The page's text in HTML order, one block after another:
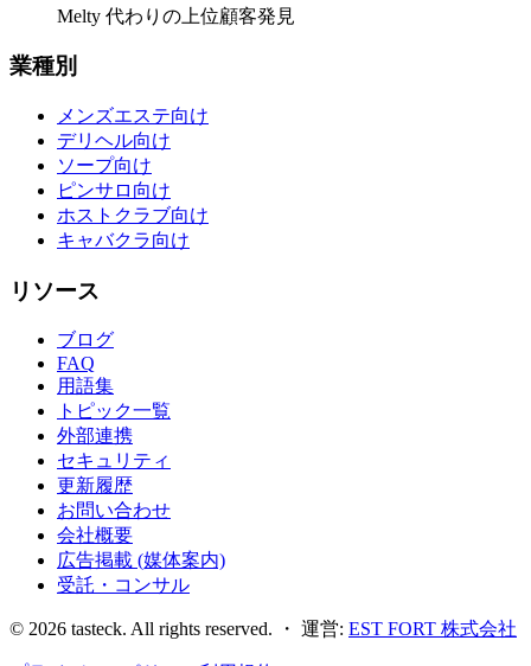
Melty 代わりの上位顧客発見
業種別
メンズエステ向け
デリヘル向け
ソープ向け
ピンサロ向け
ホストクラブ向け
キャバクラ向け
リソース
ブログ
FAQ
用語集
トピック一覧
外部連携
セキュリティ
更新履歴
お問い合わせ
会社概要
広告掲載 (媒体案内)
受託・コンサル
© 2026 tasteck. All rights reserved. ・ 運営: EST FORT 株式会社